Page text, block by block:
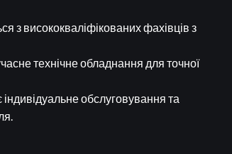
з висококваліфікованих фахівців з
технічне обладнання для точної
індивідуальне обслуговування та